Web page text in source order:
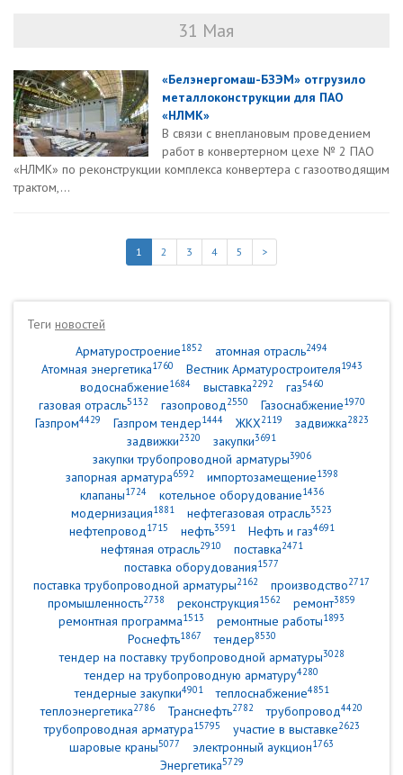
31 Мая
«Белэнергомаш-БЗЭМ» отгрузило
металлоконструкции для ПАО
«НЛМК»
В связи с внеплановым проведением
работ в конвертерном цехе № 2 ПАО
«НЛМК» по реконструкции комплекса конвертера с газоотводящим
трактом,...
1 2 3 4 5 >
Теги новостей
Арматуростроение1852 атомная отрасль2494
Атомная энергетика1760 Вестник Арматуростроителя1943
водоснабжение1684 выставка2292 газ5460
газовая отрасль5132 газопровод2550 Газоснабжение1970
Газпром4429 Газпром тендер1444 ЖКХ2119 задвижка2823
задвижки2320 закупки3691
закупки трубопроводной арматуры3906
запорная арматура6592 импортозамещение1398
клапаны1724 котельное оборудование1436
модернизация1881 нефтегазовая отрасль3523
нефтепровод1715 нефть3591 Нефть и газ4691
нефтяная отрасль2910 поставка2471
поставка оборудования1577
поставка трубопроводной арматуры2162 производство2717
промышленность2738 реконструкция1562 ремонт3859
ремонтная программа1513 ремонтные работы1893
Роснефть1867 тендер8530
тендер на поставку трубопроводной арматуры3028
тендер на трубопроводную арматуру4280
тендерные закупки4901 теплоснабжение4851
теплоэнергетика2786 Транснефть2782 трубопровод4420
трубопроводная арматура15795 участие в выставке2623
шаровые краны5077 электронный аукцион1763
Энергетика5729